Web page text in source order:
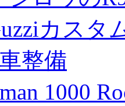
カスタ
整備
1000